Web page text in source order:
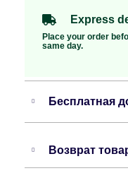
Express
Place your order
same day.
Бесплатная
Возврат